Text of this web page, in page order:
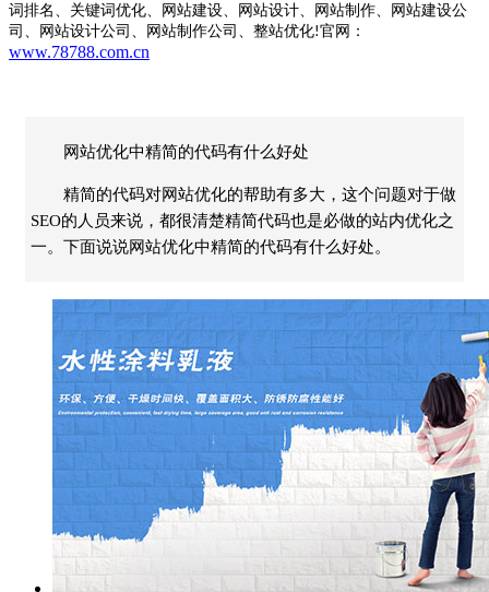
词排名、关键词优化、网站建设、网站设计、网站制作、网站建设公
司、网站设计公司、网站制作公司、整站优化!官网：
www.78788.com.cn
网站优化中精简的代码有什么好处
精简的代码对网站优化的帮助有多大，这个问题对于做
SEO的人员来说，都很清楚精简代码也是必做的站内优化之
一。下面说说网站优化中精简的代码有什么好处。